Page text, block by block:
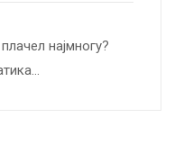
најмногу?